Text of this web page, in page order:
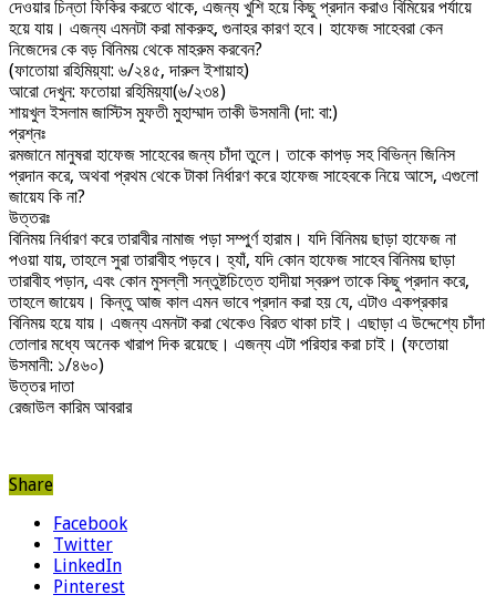
দেওয়ার চিন্তা ফিকির করতে থাকে, এজন্য খুশি হয়ে কিছু প্রদান করাও বিমিয়ের পর্যায়ে
হয়ে যায়। এজন্য এমনটা করা মাকরুহ, গুনাহর কারণ হবে। হাফেজ সাহেবরা কেন
নিজেদের কে বড় বিনিময় থেকে মাহরুম করবেন?
(ফাতোয়া রহিমিয়্যা: ৬/২৪৫, দারুল ইশায়াহ)
আরো দেখুন: ফতোয়া রহিমিয়্যা(৬/২৩৪)
শায়খুল ইসলাম জাস্টিস মুফতী মুহাম্মাদ তাকী উসমানী (দা: বা:)
প্রশ্নঃ
রমজানে মানুষরা হাফেজ সাহেবের জন্য চাঁদা তুলে। তাকে কাপড় সহ বিভিন্ন জিনিস
প্রদান করে, অথবা প্রথম থেকে টাকা নির্ধারণ করে হাফেজ সাহেবকে নিয়ে আসে, এগুলো
জায়েয কি না?
উত্তরঃ
বিনিময় নির্ধারণ করে তারাবীর নামাজ পড়া সম্পুর্ণ হারাম। যদি বিনিময় ছাড়া হাফেজ না
পওয়া যায়, তাহলে সুরা তারাবীহ পড়বে। হ্যাঁ, যদি কোন হাফেজ সাহেব বিনিময় ছাড়া
তারাবীহ পড়ান, এবং কোন মুসল্লী সন্তুষ্টচিত্তে হাদীয়া স্বরুপ তাকে কিছু প্রদান করে,
তাহলে জায়েয। কিন্তু আজ কাল এমন ভাবে প্রদান করা হয় যে, এটাও একপ্রকার
বিনিময় হয়ে যায়। এজন্য এমনটা করা থেকেও বিরত থাকা চাই। এছাড়া এ উদ্দেশ্যে চাঁদা
তোলার মধ্যে অনেক খারাপ দিক রয়েছে। এজন্য এটা পরিহার করা চাই। (ফতোয়া
উসমানী: ১/৪৬০)
উত্তর দাতা
রেজাউল কারিম আবরার
Share
Facebook
Twitter
LinkedIn
Pinterest